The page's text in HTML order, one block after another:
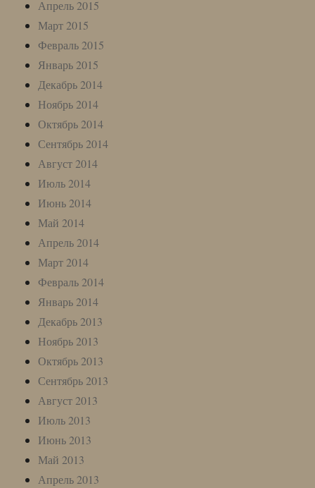
Апрель 2015
Март 2015
Февраль 2015
Январь 2015
Декабрь 2014
Ноябрь 2014
Октябрь 2014
Сентябрь 2014
Август 2014
Июль 2014
Июнь 2014
Май 2014
Апрель 2014
Март 2014
Февраль 2014
Январь 2014
Декабрь 2013
Ноябрь 2013
Октябрь 2013
Сентябрь 2013
Август 2013
Июль 2013
Июнь 2013
Май 2013
Апрель 2013